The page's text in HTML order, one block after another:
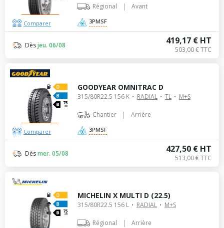
Régional | Avant
3PMSF
419,17 € HT
503,00 € TTC
Dèsjeu. 06/08
Comparer
75
dB
GOODYEAR OMNITRAC D
315/80R22.5 156 K RADIAL TL M+S
Chantier | Arrière
3PMSF
427,50 € HT
513,00 € TTC
Dèsmer. 05/08
Comparer
75
dB
MICHELIN X MULTI D (22.5)
315/80R22.5 156 L RADIAL M+S
Régional | Arrière